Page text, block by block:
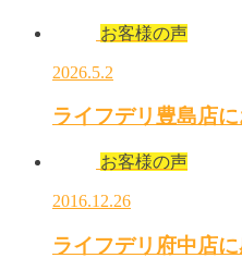
お客様の声
2026.5.2
ライフデリ豊島店
お客様の声
2016.12.26
ライフデリ府中店